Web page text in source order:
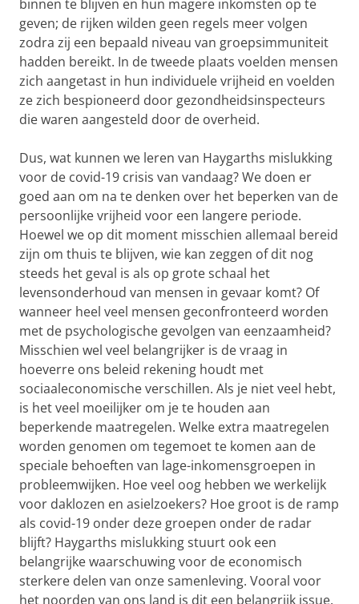
binnen te blijven en hun magere inkomsten op te
geven; de rijken wilden geen regels meer volgen
zodra zij een bepaald niveau van groepsimmuniteit
hadden bereikt. In de tweede plaats voelden mensen
zich aangetast in hun individuele vrijheid en voelden
ze zich bespioneerd door gezondheidsinspecteurs
die waren aangesteld door de overheid.
Dus, wat kunnen we leren van Haygarths mislukking
voor de covid-19 crisis van vandaag? We doen er
goed aan om na te denken over het beperken van de
persoonlijke vrijheid voor een langere periode.
Hoewel we op dit moment misschien allemaal bereid
zijn om thuis te blijven, wie kan zeggen of dit nog
steeds het geval is als op grote schaal het
levensonderhoud van mensen in gevaar komt? Of
wanneer heel veel mensen geconfronteerd worden
met de psychologische gevolgen van eenzaamheid?
Misschien wel veel belangrijker is de vraag in
hoeverre ons beleid rekening houdt met
sociaaleconomische verschillen. Als je niet veel hebt,
is het veel moeilijker om je te houden aan
beperkende maatregelen. Welke extra maatregelen
worden genomen om tegemoet te komen aan de
speciale behoeften van lage-inkomensgroepen in
probleemwijken. Hoe veel oog hebben we werkelijk
voor daklozen en asielzoekers? Hoe groot is de ramp
als covid-19 onder deze groepen onder de radar
blijft? Haygarths mislukking stuurt ook een
belangrijke waarschuwing voor de economisch
sterkere delen van onze samenleving. Vooral voor
het noorden van ons land is dit een belangrijk issue.